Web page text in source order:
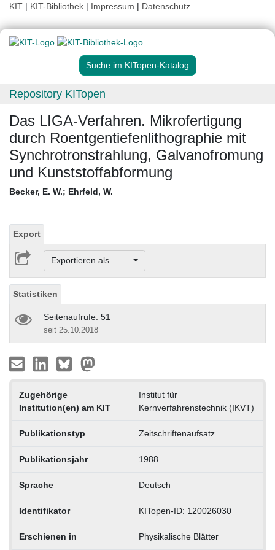
KIT | KIT-Bibliothek | Impressum | Datenschutz
Suche im KITopen-Katalog
Repository KITopen
Das LIGA-Verfahren. Mikrofertigung
durch Roentgentiefenlithographie mit
Synchrotronstrahlung, Galvanofromung
und Kunststoffabformung
Becker, E. W.; Ehrfeld, W.
Export
Exportieren als ...
Statistiken
Seitenaufrufe: 51
seit 25.10.2018
Zugehörige
Institution(en) am KIT
Institut für
Kernverfahrenstechnik (IKVT)
Publikationstyp Zeitschriftenaufsatz
Publikationsjahr 1988
Sprache Deutsch
Identifikator KITopen-ID: 120026030
Erschienen in Physikalische Blätter